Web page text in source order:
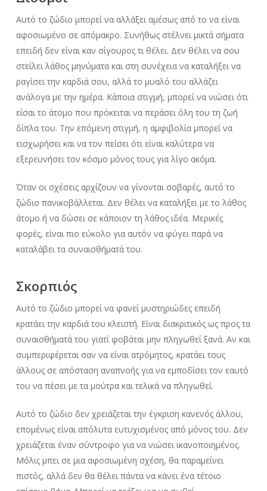
Αυτό το ζώδιο μπορεί να αλλάξει αμέσως από το να είναι
αφοσιωμένο σε απόμακρο. Συνήθως στέλνει μικτά σήματα
επειδή δεν είναι καν σίγουρος τι θέλει. Δεν θέλει να σου
στείλει λάθος μηνύματα και στη συνέχεια να καταλήξει να
ραγίσει την καρδιά σου, αλλά το μυαλό του αλλάζει
ανάλογα με την ημέρα. Κάποια στιγμή, μπορεί να νιώσει ότι
είσαι το άτομο που πρόκειται να περάσει όλη του τη ζωή
δίπλα του. Την επόμενη στιγμή, η αμφιβολία μπορεί να
εισχωρήσει και να τον πείσει ότι είναι καλύτερα να
εξερευνήσει τον κόσμο μόνος τους για λίγο ακόμα.
Όταν οι σχέσεις αρχίζουν να γίνονται σοβαρές, αυτό το
ζώδιο πανικοβάλλεται. Δεν θέλει να καταλήξει με το λάθος
άτομο ή να δώσει σε κάποιον τη λάθος ιδέα. Μερικές
φορές, είναι πιο εύκολο για αυτόν να φύγει παρά να
καταλάβει τα συναισθήματά του.
Σκορπιός
Αυτό το ζώδιο μπορεί να φανεί μυστηριώδες επειδή
κρατάει την καρδιά του κλειστή. Είναι διακριτικός ως προς τα
συναισθήματά του γιατί φοβάται μην πληγωθεί ξανά. Αν και
συμπεριφέρεται σαν να είναι ατρόμητος, κρατάει τους
άλλους σε απόσταση αναπνοής για να εμποδίσει τον εαυτό
του να πέσει με τα μούτρα και τελικά να πληγωθεί.
Αυτό το ζώδιο δεν χρειάζεται την έγκριση κανενός άλλου,
επομένως είναι απόλυτα ευτυχισμένος από μόνος του. Δεν
χρειάζεται έναν σύντροφο για να νιώσει ικανοποιημένος.
Μόλις μπει σε μια αφοσιωμένη σχέση, θα παραμείνει
πιστός, αλλά δεν θα θέλει πάντα να κάνει ένα τέτοιο